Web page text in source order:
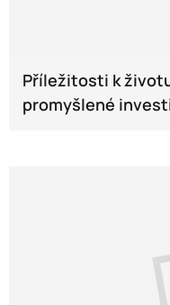
Příležitosti k
promyšlené